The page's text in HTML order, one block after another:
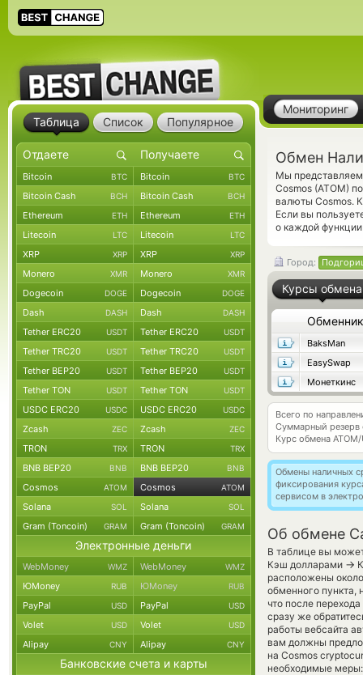
Мониторинг
Обмен
Мы
Cosmos (ATOM)
валюты Cosmos.
Если вы
о каждой
Город:
Курсы обмена
Обменник
BaksMan
EasySwap
Монеткинс
Всего по
Суммарный резерв
Курс обмена
Обмены наличных
фиксирования
сервисом в
Об обмене
В таблице вы
Кэш долларами →
расположены
обменного пункта,
что после
сразу же
работы вебсайта
вам должны
на Cosmos
необходимые
Таблица Список Популярное
Bitcoin BTC Bitcoin BTC
Bitcoin Cash BCH Bitcoin Cash BCH
Ethereum ETH Ethereum ETH
Litecoin LTC Litecoin LTC
XRP XRP XRP XRP
Monero XMR Monero XMR
Dogecoin DOGE Dogecoin DOGE
Dash DASH Dash DASH
Tether ERC20 USDT Tether ERC20 USDT
Tether TRC20 USDT Tether TRC20 USDT
Tether BEP20 USDT Tether BEP20 USDT
Tether TON USDT Tether TON USDT
USDC ERC20 USDC USDC ERC20 USDC
Zcash ZEC Zcash ZEC
TRON TRX TRON TRX
BNB BEP20 BNB BNB BEP20 BNB
Cosmos ATOM Cosmos ATOM
Solana SOL Solana SOL
Gram (Toncoin) GRAM Gram (Toncoin) GRAM
Электронные деньги
WebMoney WMZ WebMoney WMZ
ЮMoney RUB ЮMoney RUB
PayPal USD PayPal USD
Volet USD Volet USD
Alipay CNY Alipay CNY
Банковские счета и карты